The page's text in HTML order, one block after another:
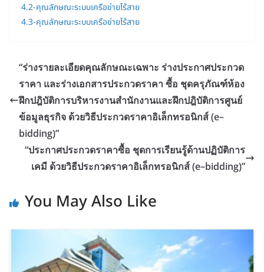
4.2-คุณลักษณะระบบเครือข่ายไร้สาย
4.3-คุณลักษณะระบบเครือข่ายไร้สาย
“ร่างรายละเอียดคุณลักษณะเฉพาะ ร่างประกาศประกวด
ราคา และร่างเอกสารประกวดราคา ซื้อ ชุดครุภัณฑ์ห้อง
ฝึกปฎิบัติการบริหารงานสำนักงานและฝึกปฎิบัติการศูนย์
ข้อมูลธุรกิจ ด้วยวิธีประกวดราคาอิเล็กทรอนิกส์ (e–
bidding)”
“ประกาศประกวดราคาซื้อ ชุดการเรียนรู้ด้านปฏิบัติการ
เคมี ด้วยวิธีประกวดราคาอิเล็กทรอนิกส์ (e–bidding)”
You May Also Like